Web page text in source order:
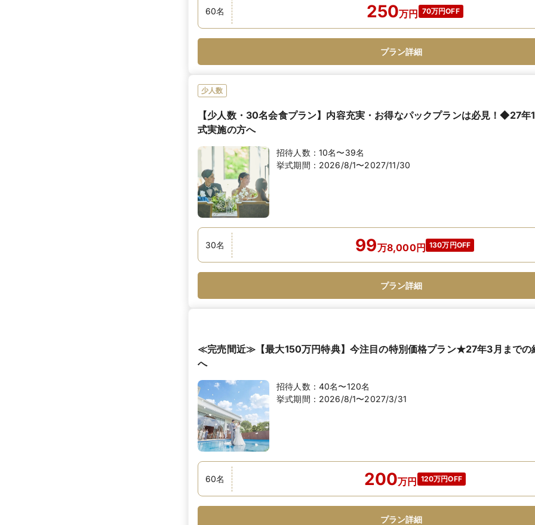
60名 250万円 70万円OFF
プラン詳細
少人数
【少人数・30名会食プラン】内容充実・お得なパックプランは必見！◆27年
式実施の方へ
招待人数： 10名〜39名
挙式期間： 2026/8/1〜2027/11/30
30名 99万8,000円 130万円OFF
プラン詳細
≪完売間近≫【最大150万円特典】今注目の特別価格プラン★27年3月までの
へ
招待人数： 40名〜120名
挙式期間： 2026/8/1〜2027/3/31
60名 200万円 120万円OFF
プラン詳細